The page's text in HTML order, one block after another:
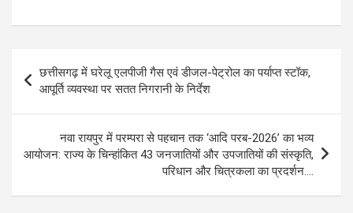
ce
b
o
o
k
se
n
g
er
at
A
p
p
e
gr
a
m
ail py
n
k
ar
navigation
छत्तीसगढ़ में घरेलू एलपीजी गैस एवं डीजल-पेट्रोल का पर्याप्त स्टॉक,
आपूर्ति व्यवस्था पर सतत निगरानी के निर्देश
नवा रायपुर में परम्परा से पहचान तक ‘आदि परब-2026’ का भव्य
आयोजन: राज्य के चिन्हांकित 43 जनजातियों और उपजातियों की संस्कृति,
परिधान और चित्रकला का प्रदर्शन….